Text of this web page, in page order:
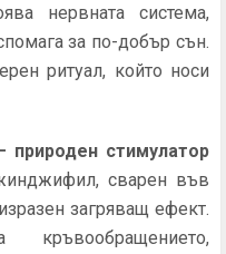
нервната система,
за по-добър сън.
ритуал, който носи
стимулатор
сварен във
загряващ ефект.
кръвообращението,